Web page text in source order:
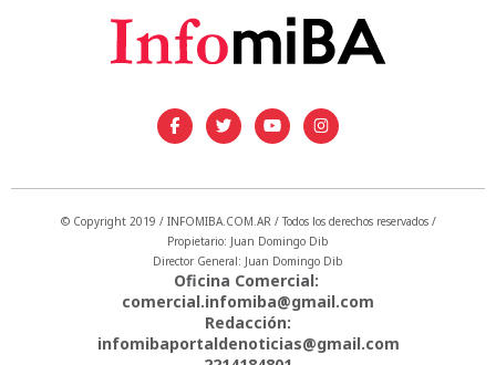
© Copyright 2019 / INFOMIBA.COM.AR / Todos los derechos reservados /
Propietario: Juan Domingo Dib
Director General: Juan Domingo Dib
Oficina Comercial:
comercial.infomiba@gmail.com
Redacción:
infomibaportaldenoticias@gmail.com